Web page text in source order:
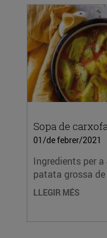
Sopa de
01/de febrer/2021
Ingredients per
patata grossa
LLEGIR MÉS